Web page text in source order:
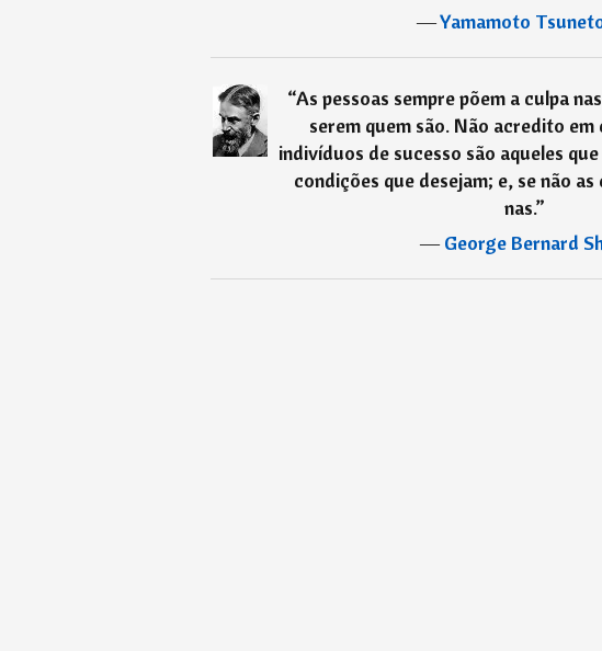
―Yamamoto
“As pessoas sempre põem a culpa
serem quem são. Não acredito
indivíduos de sucesso são aqueles
condições que desejam; e, se não
nas.”
―George Bernard